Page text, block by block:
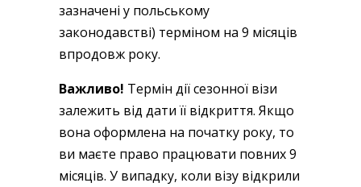
зазначені у польському
законодавстві) терміном на 9 місяців
впродовж року.
Важливо! Термін дії сезонної візи
залежить від дати її відкриття. Якщо
вона оформлена на початку року, то
ви маєте право працювати повних 9
місяців. У випадку, коли візу відкрили